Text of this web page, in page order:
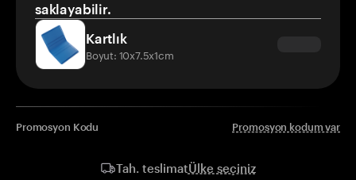
saklayabilir.
Kartlık
Boyut: 10x7.5x1cm
Promosyon Kodu Promosyon kodum var
Tah. teslimatÜlke seçiniz